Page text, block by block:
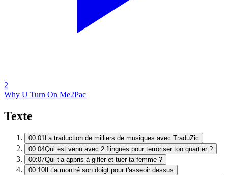
2
Why U Turn On Me2Pac
Texte
00:01La traduction de milliers de musiques avec TraduZic
00:04Qui est venu avec 2 flingues pour terroriser ton quartier ?
00:07Qui t’a appris à gifler et tuer ta femme ?
00:10 Il t’a montré son doigt pour t'asseoir dessus